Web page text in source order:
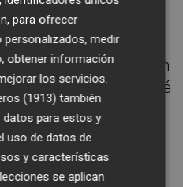
de Mark Rutte,
felicitándolo por su
de ánimo en
expertos… Trump, sé
clásicas
el general Gan
para ofrecer
medir
obtener información
los servicios.
(1913) también
datos para estos y
uso de datos de
y características
se aplican